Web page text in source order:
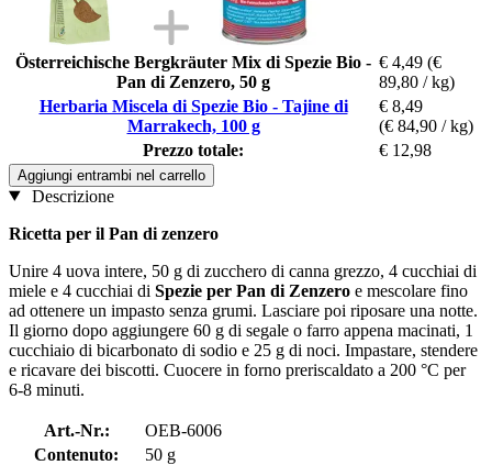
Österreichische Bergkräuter Mix di Spezie Bio -
Pan di Zenzero, 50 g
€ 4,49 (€
89,80 / kg)
Herbaria Miscela di Spezie Bio - Tajine di
Marrakech, 100 g
€ 8,49
(€ 84,90 / kg)
Prezzo totale:
€ 12,98
Aggiungi entrambi nel carrello
Descrizione
Ricetta per il Pan di zenzero
Unire 4 uova intere, 50 g di zucchero di canna grezzo, 4 cucchiai di
miele e 4 cucchiai di Spezie per Pan di Zenzero e mescolare fino
ad ottenere un impasto senza grumi. Lasciare poi riposare una notte.
Il giorno dopo aggiungere 60 g di segale o farro appena macinati, 1
cucchiaio di bicarbonato di sodio e 25 g di noci. Impastare, stendere
e ricavare dei biscotti. Cuocere in forno preriscaldato a 200 °C per
6-8 minuti.
Art.-Nr.:
OEB-6006
Contenuto:
50 g